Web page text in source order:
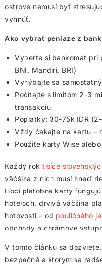
ostrove nemusí byť
vyhnúť.
Ako vybrať peniaze z
Vyberte si bankomat pri
BNI, Mandiri, BRI)
Vyhýbajte sa
Počítajte s limitom 2-3
transakciu
Poplatky: 30-75k IDR
Vždy čakajte na kartu –
Použite karty Wise
Každý rok tisíce
väčšina z nich musí hneď
Hoci platobné karty
hoteloch, drvivá väčšina
hotovosti – od pouličného
obchody a chrámové
V tomto článku sa
bezpečné a ktorým sa